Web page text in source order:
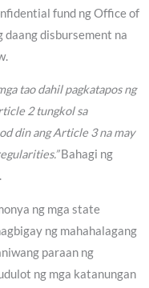
fund ng Office of
disbursement na
tao dahil pagkatapos ng
2 tungkol sa
din ang Article 3 na may
Bahagi ng
ng mga state
ng mahahalagang
paraan ng
ng mga katanungan